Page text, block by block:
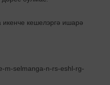
икенче кешелэргә ишарә
m-selmanga-n-rs-eshl-rg-